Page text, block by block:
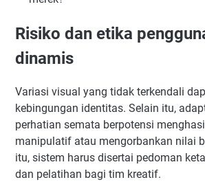
Risiko dan etika
dinamis
Variasi visual yang tidak terkendali
kebingungan identitas. Selain itu,
perhatian semata berpotensi
manipulatif atau mengorbankan nilai
itu, sistem harus disertai pedoman
dan pelatihan bagi tim kreatif.